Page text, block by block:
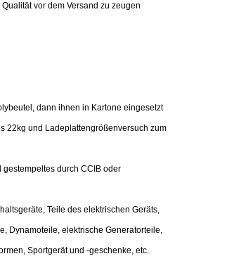
vor dem Versand zu zeugen
dann ihnen in Kartone eingesetzt
22kg und Ladeplattengrößenversuch zum
durch CCIB oder
Teile des elektrischen Geräts,
Dynamoteile, elektrische Generatorteile,
Sportgerät und -geschenke, etc.